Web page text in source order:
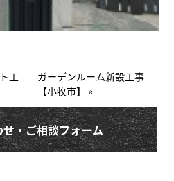
工
ガーデンルーム新設工事
【小牧市】 »
・ご相談フォーム